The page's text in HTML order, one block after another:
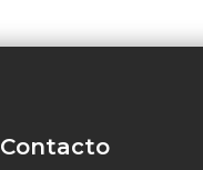
Contacto